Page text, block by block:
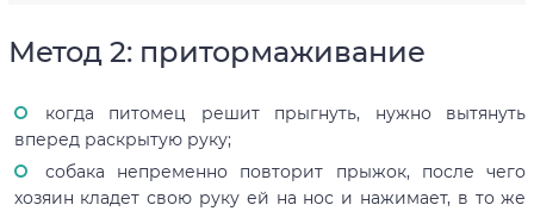
Метод 2: притормаживание
когда питомец решит прыгнуть, нужно вытянуть
вперед раскрытую руку;
собака непременно повторит прыжок, после чего
хозяин кладет свою руку ей на нос и нажимает, в то же